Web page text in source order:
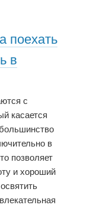
поехать
в
с
касается
в
позволяет
и хороший